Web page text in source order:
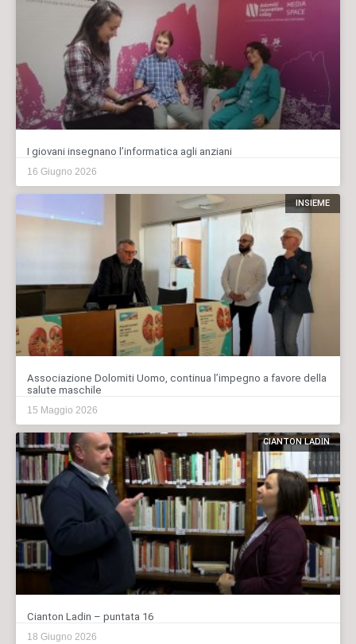
I giovani insegnano l’informatica agli anziani
16 Giugno 2026
INSIEME
Associazione Dolomiti Uomo, continua l’impegno a favore della
salute maschile
15 Maggio 2026
CIANTON LADIN
Cianton Ladin – puntata 16
18 Giugno 2026